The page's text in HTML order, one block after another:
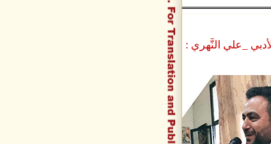
_علي النَّهري :